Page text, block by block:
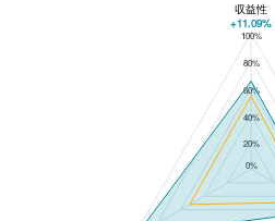
クレイシア板橋モデルノと新板橋駅の平均値の総合評価
100%
80%
60%
40%
20%
0%
収益性
+11.09%